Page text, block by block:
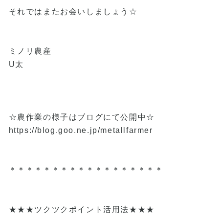
それではまたお会いしましょう☆
ミノリ農産
U太
☆農作業の様子はブログにて公開中☆
https://blog.goo.ne.jp/metallfarmer
＊＊＊＊＊＊＊＊＊＊＊＊＊＊＊＊＊＊
★★★ツクツクポイント活用法★★★